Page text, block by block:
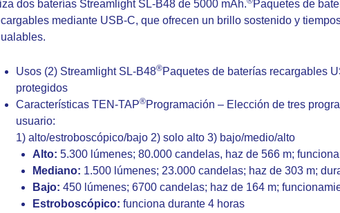
dos baterías Streamlight SL-B48 de 5000 mAh. Paquetes de
mediante USB-C, que ofrecen un brillo sostenido y
Usos (2) Streamlight SL-B48®Paquetes de baterías recargables
protegidos
Características TEN-TAP®Programación – Elección de tres
usuario:
1) alto/estroboscópico/bajo 2) solo alto 3) bajo/medio/alto
Alto: 5.300 lúmenes; 80.000 candelas, haz de 566 m;
Mediano: 1.500 lúmenes; 23.000 candelas; haz de 303 m;
Bajo: 450 lúmenes; 6700 candelas; haz de 164 m;
Estroboscópico: funciona durante 4 horas